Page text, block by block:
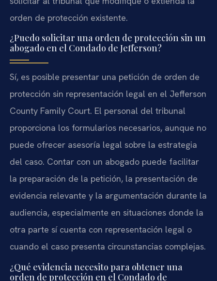
orden de protección existente.
¿Puedo solicitar una orden de protección sin un
abogado en el Condado de Jefferson?
Sí, es posible presentar una petición de orden de
protección sin representación legal en el Jefferson
County Family Court. El personal del tribunal
proporciona los formularios necesarios, aunque no
puede ofrecer asesoría legal sobre la estrategia
del caso. Contar con un abogado puede facilitar
la preparación de la petición, la presentación de
evidencia relevante y la argumentación durante la
audiencia, especialmente en situaciones donde la
otra parte sí cuenta con representación legal o
cuando el caso presenta circunstancias complejas.
¿Qué evidencia necesito para obtener una
orden de protección en el Condado de